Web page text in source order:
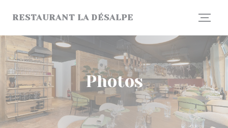
RESTAURANT LA DÉSALPE
Photos